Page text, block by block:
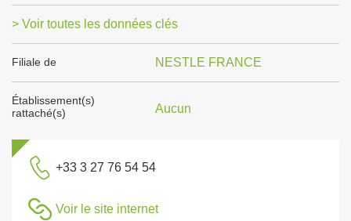
> Voir toutes les données clés
Filiale de NESTLE FRANCE
Établissement(s)
rattaché(s)
Aucun
+33 3 27 76 54 54
Voir le site internet